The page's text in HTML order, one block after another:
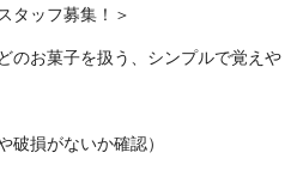
タッフ募集！＞
のお菓子を扱う、シンプルで覚えや
破損がないか確認）